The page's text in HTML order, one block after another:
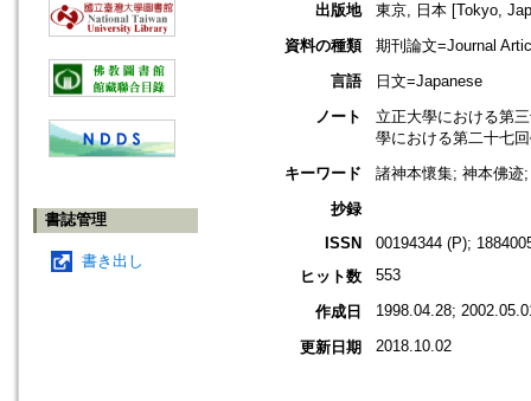
書誌管理
書き出し
出版地
東京, 日本 [Tokyo,
資料の種類
期刊論文=Journal
言語
日文=Japanese
ノート
立正大學における第
學における第二十七
キーワード
諸神本懷集; 神本佛迹
抄録
ISSN
00194344 (P);
ヒット数
553
作成日 1998.04.28;
更新日期 2018.10.02